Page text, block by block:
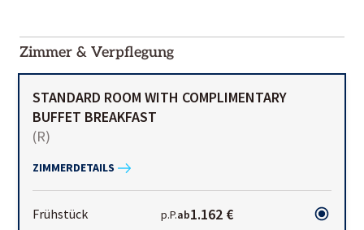
01-02
Zimmer & Verpflegung
STANDARD ROOM WITH COMPLIMENTARY
BUFFET BREAKFAST
(R)
ZIMMERDETAILS
Frühstück p.P.ab1.162 €